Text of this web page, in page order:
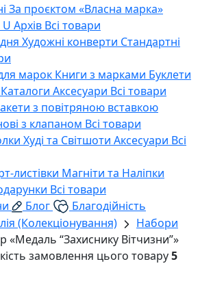
За проєктом «Власна марка»
Архів Всі товари
Художні конверти Стандартні
марок Книги з марками Буклети
Каталоги Аксесуари Всі товари
з повітряною вставкою
з клапаном Всі товари
Худі та Світшоти Аксесуари Всі
листівки Магніти та Наліпки
Всі товари
Блог
Благодійність
(Колекціонування)
Набори
«Медаль “Захиснику Вітчизни”»
замовлення цього товару5